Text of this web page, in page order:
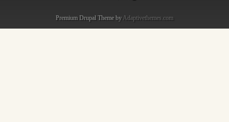
Premium Drupal Theme by Adaptivethemes.com